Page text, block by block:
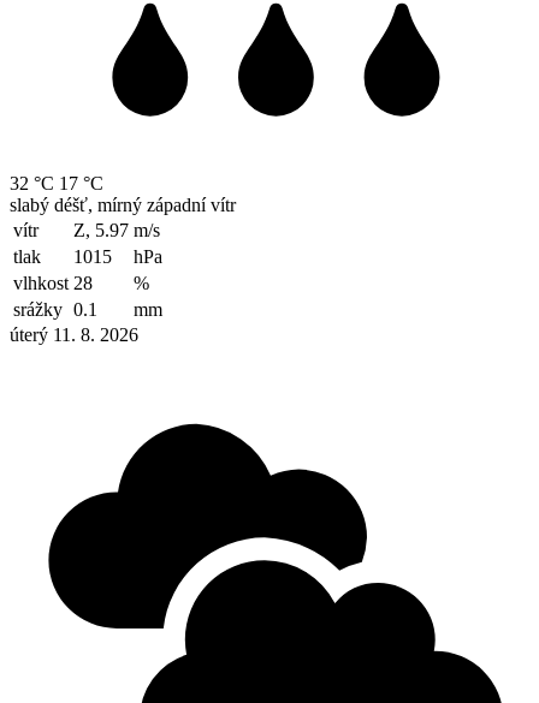
32 °C 17 °C
slabý déšť, mírný západní vítr
vítr
Z, 5.97 m/s
tlak
1015
hPa
vlhkost 28
%
srážky 0.1
mm
úterý 11. 8. 2026